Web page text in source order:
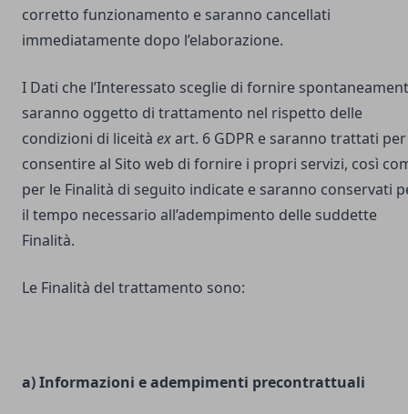
corretto funzionamento e saranno cancellati
immediatamente dopo l’elaborazione.
I Dati che l’Interessato sceglie di fornire
saranno oggetto di trattamento nel rispetto delle
condizioni di liceità exart. 6 GDPR e saranno trattati per
consentire al Sito web di fornire i propri servizi, così
per le Finalità di seguito indicate e saranno conservati
il tempo necessario all’adempimento delle suddette
Finalità.
Le Finalità del trattamento sono:
a) Informazioni e adempimenti precontrattuali